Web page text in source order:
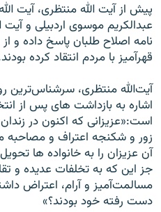
پيش از آيت الله منتظری، آيت
عبدالکريم موسوی اردبيلی و آيت
نامه اصلاح طلبان پاسخ داده و
قهر‌آميز با مردم انتقاد کرده
آيت‌الله منتظری، سرشناس‌ترين
اشاره به بازداشت های پس از
است:«عزيزانی که اکنون در
جز اين که به تخلفات عديده و
‏مسالمت‌آميز و آرام، اعتراض
دست رفته خود بودند؟»